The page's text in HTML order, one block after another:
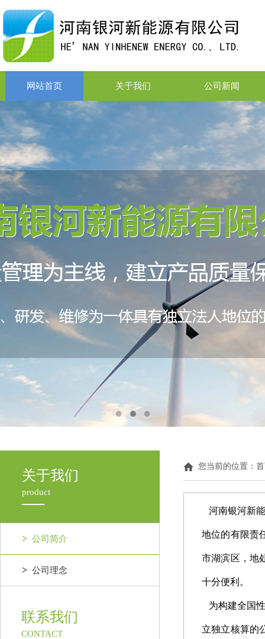
网站首页 关于我们 公司新闻
关于我们
product
> 公司简介
> 公司理念
联系我们
CONTACT
您当前的位置：
河南银河新
地位的有限责
市湖滨区，地
十分便利。
为构建全国
立独立核算的